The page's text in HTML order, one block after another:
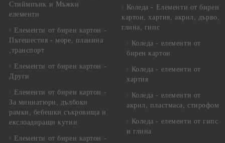
Стиймпънк и Мъжки
елементи
Елементи от бирен картон -
Пътешестия - море, планина
,транспорт
Елементи от бирен картон -
Други
Елементи от бирен картон -
За миниатюри, дълбоки
рамки, бебешки съкровища и
екслоадиращи кутии
Елементи от бирен картон -
Коледа - Eлементи от бирен
картон, хартия, акрил, дърво,
глина, гипс
Коледа - елементи от
бирен картон
Коледа - елементи от
хартия
Коледа - елементи от
акрил, пластмаса, стирофом
Коледа - елементи от гипс
и глина